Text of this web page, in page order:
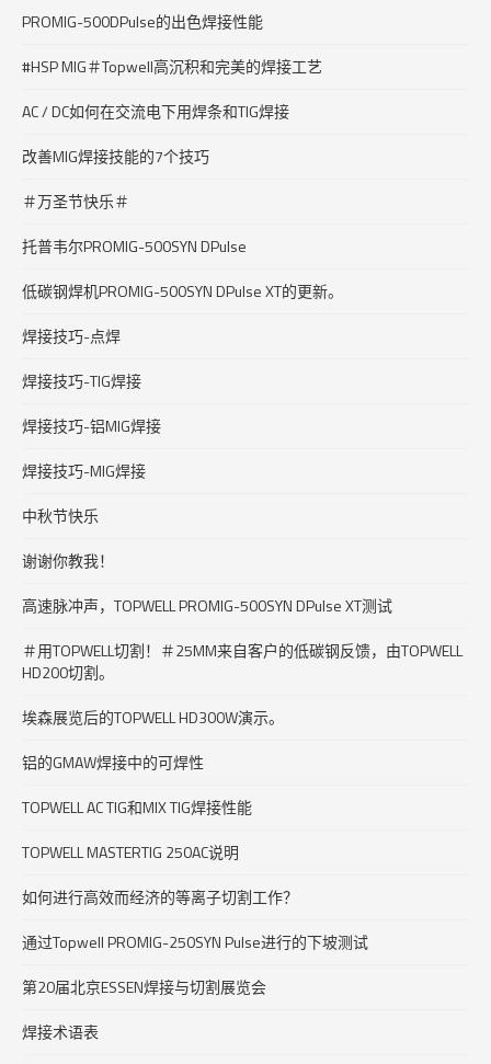
PROMIG-500DPulse的出色焊接性能
#HSP MIG＃Topwell高沉积和完美的焊接工艺
AC / DC如何在交流电下用焊条和TIG焊接
改善MIG焊接技能的7个技巧
＃万圣节快乐＃
托普韦尔PROMIG-500SYN DPulse
低碳钢焊机PROMIG-500SYN DPulse XT的更新。
焊接技巧-点焊
焊接技巧-TIG焊接
焊接技巧-铝MIG焊接
焊接技巧-MIG焊接
中秋节快乐
谢谢你教我！
高速脉冲声，TOPWELL PROMIG-500SYN DPulse XT测试
＃用TOPWELL切割！＃25MM来自客户的低碳钢反馈，由TOPWELL
HD200切割。
埃森展览后的TOPWELL HD300W演示。
铝的GMAW焊接中的可焊性
TOPWELL AC TIG和MIX TIG焊接性能
TOPWELL MASTERTIG 250AC说明
如何进行高效而经济的等离子切割工作？
通过Topwell PROMIG-250SYN Pulse进行的下坡测试
第20届北京ESSEN焊接与切割展览会
焊接术语表